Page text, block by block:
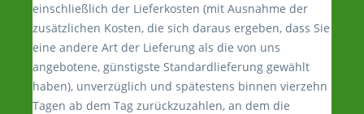
einschließlich der Lieferkosten (mit Ausnahme der
zusätzlichen Kosten, die sich daraus ergeben, dass Sie
eine andere Art der Lieferung als die von uns
angebotene, günstigste Standardlieferung gewählt
haben), unverzüglich und spätestens binnen vierzehn
Tagen ab dem Tag zurückzuzahlen, an dem die